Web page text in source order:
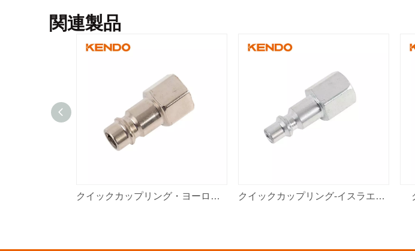
関連製品
クイックカップリング・ヨーロピアンタイプ クイックカップリング-イスラエルタイプ